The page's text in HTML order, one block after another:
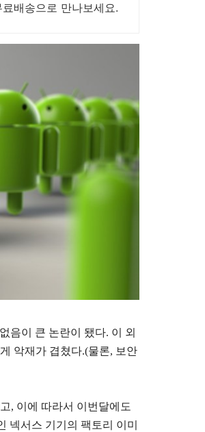
배송으로 만나보세요.
음이 큰 논란이 됐다. 이 외
악재가 겹쳤다.(물론, 보안
, 이에 따라서 이번달에도
넥서스 기기의 팩토리 이미